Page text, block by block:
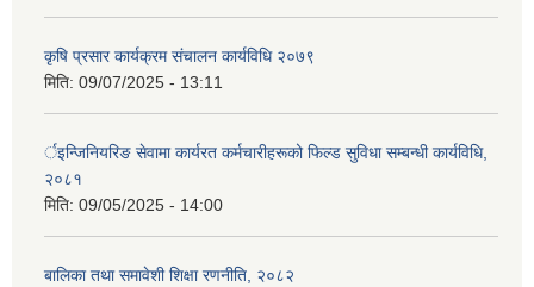
कृषि प्रसार कार्यक्रम संचालन कार्यविधि २०७९
मिति: 09/07/2025 - 13:11
र्इन्जिनियरिङ सेवामा कार्यरत कर्मचारीहरूको फिल्ड सुविधा सम्बन्धी कार्यविधि,
२०८१
मिति: 09/05/2025 - 14:00
बालिका तथा समावेशी शिक्षा रणनीति, २०८२